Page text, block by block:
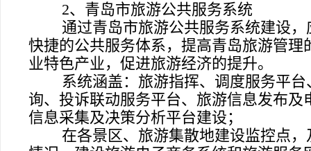
2、青岛市旅游公共服务系统
通过青岛市旅游公共服务系统建设
快捷的公共服务体系，提高青岛旅游管
业特色产业，促进旅游经济的提升。
系统涵盖：旅游指挥、调度服务平
询、投诉联动服务平台、旅游信息发布
信息采集及决策分析平台建设；
在各景区、旅游集散地建设监控点